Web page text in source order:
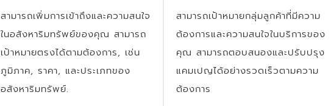
สามารถเพิ่มการเข้าถึงและความสนใจ
ในอสังหาริมทรัพย์ของคุณ สามารถ
เป้าหมายตรงได้ตามต้องการ, เช่น
ภูมิภาค, ราคา, และประเภทของ
อสังหาริมทรัพย์.
สามารถเป้าหมายกลุ่มลูกค้าที่มีความ
ต้องการและความสนใจในบริการของ
คุณ สามารถตอบสนองและปรับปรุง
แคมเปญได้อย่างรวดเร็วตามความ
ต้องการ